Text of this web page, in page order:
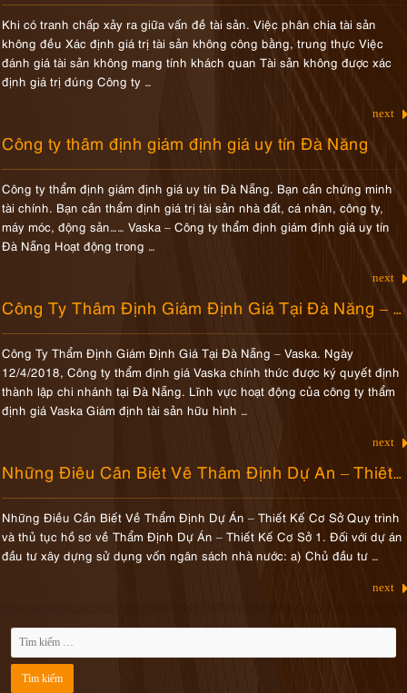
Khi có tranh chấp xảy ra giữa vấn đề tài sản. Việc phân chia tài sản
không đều Xác định giá trị tài sản không công bằng, trung thực Việc
đánh giá tài sản không mang tính khách quan Tài sản không được xác
định giá trị đúng Công ty …
next
Công ty thẩm định giám định giá uy tín Đà Nẵng
Công ty thẩm định giám định giá uy tín Đà Nẵng. Bạn cần chứng minh
tài chính. Bạn cần thẩm định giá trị tài sản nhà đất, cá nhân, công ty,
máy móc, động sản…… Vaska – Công ty thẩm định giám định giá uy tín
Đà Nẵng Hoạt động trong …
next
Công Ty Thẩm Định Giám Định Giá Tại Đà Nẵng – Vaska
Công Ty Thẩm Định Giám Định Giá Tại Đà Nẵng – Vaska. Ngày
12/4/2018, Công ty thẩm định giá Vaska chính thức được ký quyết định
thành lập chi nhánh tại Đà Nẵng. Lĩnh vực hoạt động của công ty thẩm
định giá Vaska Giám định tài sản hữu hình …
next
Những Điều Cần Biết Về Thẩm Định Dự Án – Thiết Kế Cơ Sở
Những Điều Cần Biết Về Thẩm Định Dự Án – Thiết Kế Cơ Sở Quy trình
và thủ tục hồ sơ về Thẩm Định Dự Án – Thiết Kế Cơ Sở 1. Đối với dự án
đầu tư xây dựng sử dụng vốn ngân sách nhà nước: a) Chủ đầu tư …
next